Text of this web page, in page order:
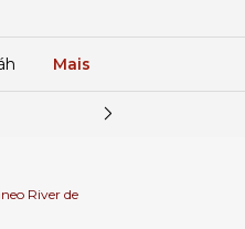
Mais
River de